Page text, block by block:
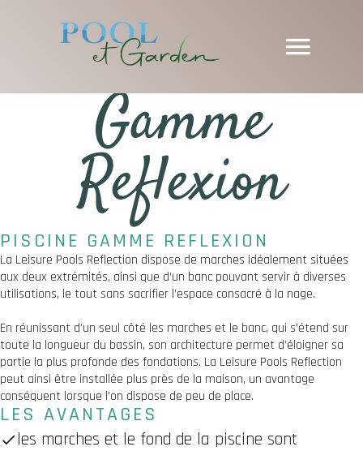
Gamme
Reflexion
PISCINE GAMME REFLEXION
La Leisure Pools Reflection dispose de marches idéalement situées
aux deux extrémités, ainsi que d’un banc pouvant servir à diverses
utilisations, le tout sans sacrifier l’espace consacré à la nage.
En réunissant d’un seul côté les marches et le banc, qui s’étend sur
toute la longueur du bassin, son architecture permet d’éloigner sa
partie la plus profonde des fondations. La Leisure Pools Reflection
peut ainsi être installée plus près de la maison, un avantage
conséquent lorsque l’on dispose de peu de place.
LES AVANTAGES
les marches et le fond de la piscine sont